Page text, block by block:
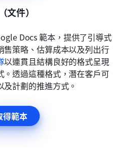
件）
Docs 範本，提供了引導式
售策略、估算成本以及列出行
以連貫且結構良好的格式呈現
透過這種格式，潛在客戶可
計劃的推進方式。
得範本